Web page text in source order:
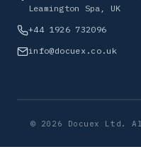
Leamington Spa, UK
+44 1926 732096
info@docuex.co.uk
© 2026 Docuex Ltd.